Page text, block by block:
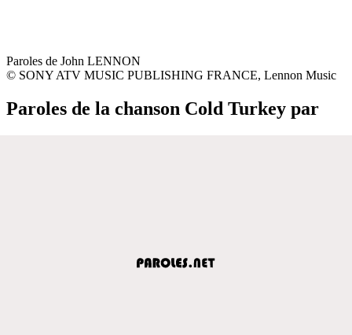
Paroles de John LENNON
© SONY ATV MUSIC PUBLISHING FRANCE, Lennon Music
Paroles de la chanson Cold Turkey par